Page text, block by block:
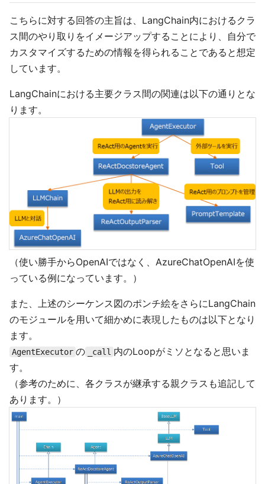
こちらに対する回答の主旨は、LangChain内におけるクラ
ス間のやり取りをイメージアップすることにより、自分で
カスタマイズするための情報を得られることであると想定
しています。
LangChainにおける主要クラス間の関連は以下の通りとな
ります。
（使い勝手からOpenAIではなく、AzureChatOpenAIを使
っている例になっています。）
また、上述のシーケンス図のポンチ絵をさらにLangChain
のモジュールを用いて細かめに表現したものは以下となり
ます。
AgentExecutor の _call 内のLoopがミソとなると思いま
す。
（参考のために、各クラスが継承する親クラスも追記して
あります。）